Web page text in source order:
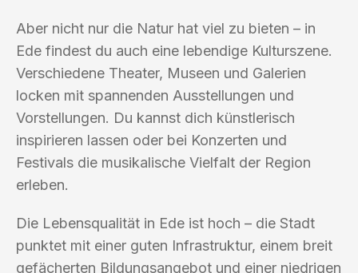
Aber nicht nur die Natur hat viel zu bieten – in
Ede findest du auch eine lebendige Kulturszene.
Verschiedene Theater, Museen und Galerien
locken mit spannenden Ausstellungen und
Vorstellungen. Du kannst dich künstlerisch
inspirieren lassen oder bei Konzerten und
Festivals die musikalische Vielfalt der Region
erleben.
Die Lebensqualität in Ede ist hoch – die Stadt
punktet mit einer guten Infrastruktur, einem breit
gefächerten Bildungsangebot und einer niedrigen